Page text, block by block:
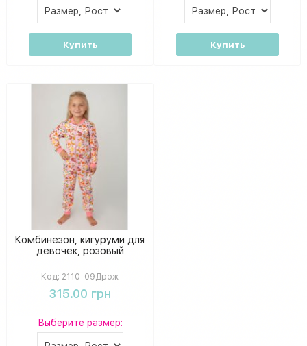
Купить Купить
Комбинезон, кигуруми для
девочек, розовый
Код: 2110-09Дрож
315.00 грн
Выберите размер: